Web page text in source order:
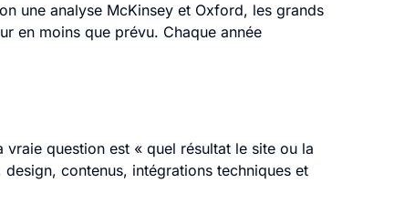
une analyse McKinsey et Oxford, les grands
en moins que prévu. Chaque année
question est « quel résultat le site ou la
contenus, intégrations techniques et